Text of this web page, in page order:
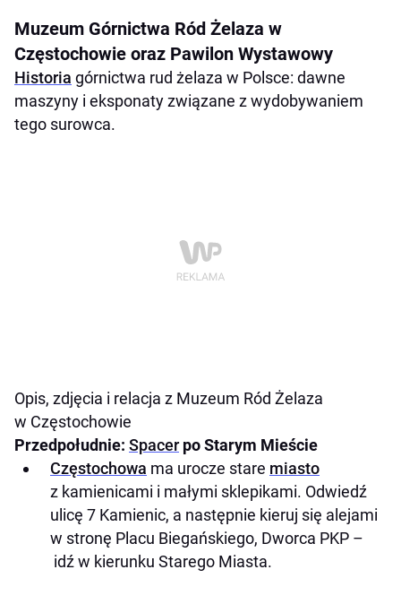
Poranek: Wizyta w Galerii Sztuki
Przedpołudnie: Muzeum Produkcji Zapałek
Popołudnie: Zwiedzanie Miasta w poszukiwaniu
Murali
Muzeum Górnictwa Ród Żelaza w
Częstochowie oraz Pawilon Wystawowy
Historia górnictwa rud żelaza w Polsce: dawne
maszyny i eksponaty związane z wydobywaniem
tego surowca.
Opis, zdjęcia i relacja z Muzeum Ród Żelaza
w Częstochowie
Przedpołudnie: Spacerpo Starym Mieście
Częstochowa ma urocze stare miasto
z kamienicami i małymi sklepikami. Odwiedź
ulicę 7 Kamienic, a następnie kieruj się alejami
w stronę Placu Biegańskiego, Dworca PKP –
idź w kierunku Starego Miasta.